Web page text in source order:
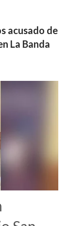
acusado de
La Banda